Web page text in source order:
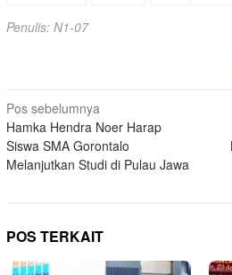
Penulis: N1-07
Navigasi
pos
Pos sebelumnya
Hamka Hendra Noer Harap
Siswa SMA Gorontalo
Melanjutkan Studi di Pulau Jawa
POS TERKAIT